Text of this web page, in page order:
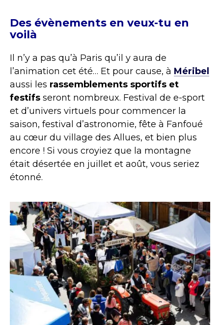
Des évènements en veux-tu en
voilà
Il n’y a pas qu’à Paris qu’il y aura de
l’animation cet été… Et pour cause, à Méribel
aussi les rassemblements sportifs et
festifs seront nombreux. Festival de e-sport
et d’univers virtuels pour commencer la
saison, festival d’astronomie, fête à Fanfoué
au cœur du village des Allues, et bien plus
encore ! Si vous croyiez que la montagne
était désertée en juillet et août, vous seriez
étonné.